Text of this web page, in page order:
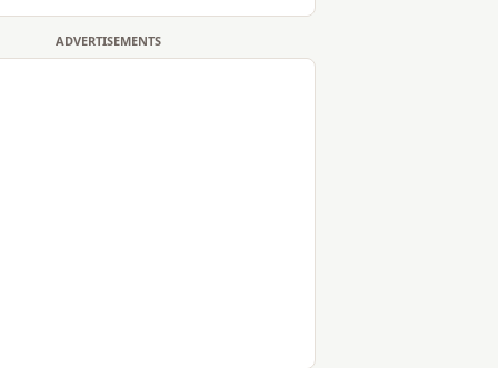
ADVERTISEMENTS